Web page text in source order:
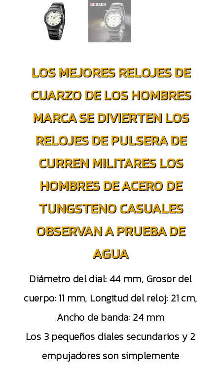
LOS MEJORES RELOJES DE
CUARZO DE LOS HOMBRES
MARCA SE DIVIERTEN LOS
RELOJES DE PULSERA DE
CURREN MILITARES LOS
HOMBRES DE ACERO DE
TUNGSTENO CASUALES
OBSERVAN A PRUEBA DE
AGUA
Diámetro del dial: 44 mm, Grosor del
cuerpo: 11 mm, Longitud del reloj: 21 cm,
Ancho de banda: 24 mm
Los 3 pequeños diales secundarios y 2
empujadores son simplemente